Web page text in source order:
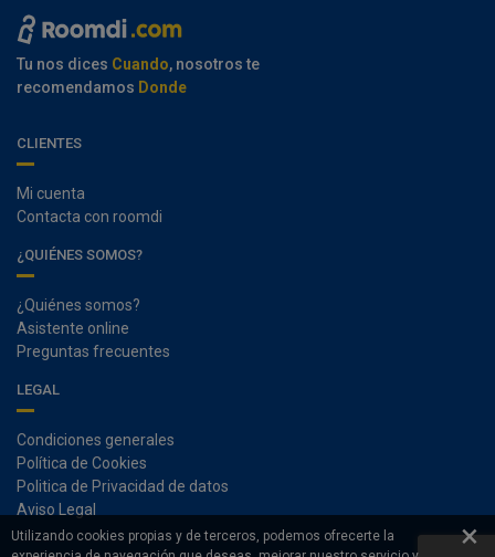
Utilizando cookies propias y de terceros, podemos ofrecerte la
×
Tu nos dices Cuando, nosotros te
recomendamos Donde
CLIENTES
Mi cuenta
Contacta con roomdi
¿QUIÉNES SOMOS?
¿Quiénes somos?
Asistente online
Preguntas frecuentes
LEGAL
Condiciones generales
Política de Cookies
Politica de Privacidad de datos
Aviso Legal